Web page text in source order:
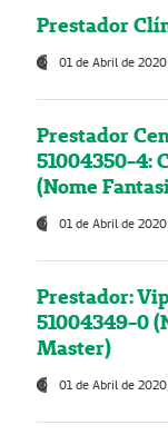
Prestador
01 de Abril de 2020
Prestador
51004350-4:
(Nome
01 de Abril de 2020
Prestador:
51004349-0
Master)
01 de Abril de 2020